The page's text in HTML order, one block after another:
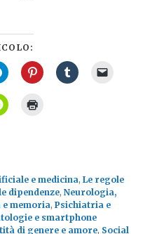
e medicina,Le regole
dipendenze,Neurologia,
memoria,Psichiatria e
e smartphone
di genere e amore, Social